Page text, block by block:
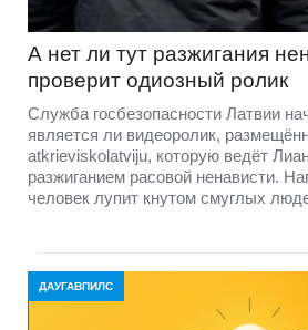
А нет ли тут разжигания
проверит одиозный ролик
Служба госбезопасности Латвии
является ли видеоролик,
atkrieviskolatviju, которую ведёт
разжиганием расовой ненависти.
человек лупит кнутом смуглых
ДАУГАВПИЛС